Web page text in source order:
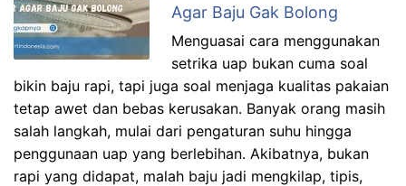
Agar Baju Gak Bolong
Menguasai cara menggunakan
setrika uap bukan cuma soal
bikin baju rapi, tapi juga soal menjaga kualitas pakaian
tetap awet dan bebas kerusakan. Banyak orang masih
salah langkah, mulai dari pengaturan suhu hingga
penggunaan uap yang berlebihan. Akibatnya, bukan
rapi yang didapat, malah baju jadi mengkilap, tipis,